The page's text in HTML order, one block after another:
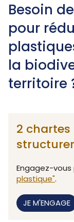
Besoin
pour
la
territoire
2
Engagez-vous
plastique".
JE M'ENGAGE